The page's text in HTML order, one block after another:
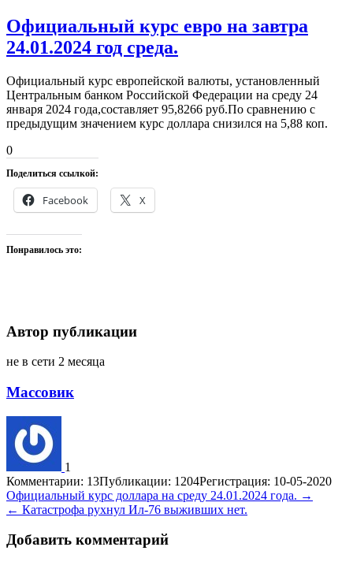
Официальный курс евро на завтра
24.01.2024 год среда.
Официальный курс европейской валюты, установленный
Центральным банком Российской Федерации на среду 24
января 2024 года,составляет 95,8266 руб.По сравнению с
предыдущим значением курс доллара снизился на 5,88 коп.
0
Поделиться ссылкой:
Facebook X
Понравилось это:
Автор публикации
не в сети 2 месяца
Массовик
1
Комментарии: 13Публикации: 1204Регистрация: 10-05-2020
Навигация
по
записям
Официальный курс доллара на среду 24.01.2024 года. →
← Катастрофа рухнул Ил-76 выживших нет.
Добавить комментарий